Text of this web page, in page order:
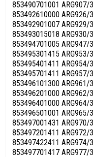
853490701001 ARG907/
853492610000 ARG926/
853492901007 ARG929/3
853493015018 ARG930/
853494701005 ARG947/
853495301415 ARG953/3
853495401411 ARG954/
853495701411
853496101300 ARG961/
853496201000
853496401000
853496501001 ARG965/
853497001431 ARG970/
853497201411 ARG972/
853497422411 ARG974/
853497701417 ARG977/